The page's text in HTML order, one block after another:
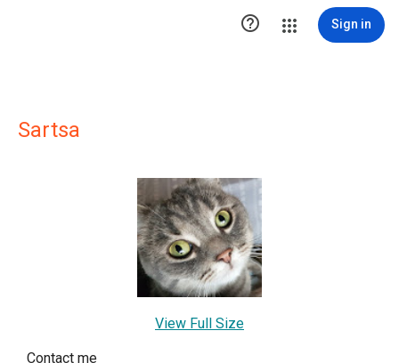
 Sign in
Sartsa
View Full Size
Contact me